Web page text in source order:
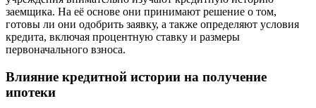
заемщика. На её основе они принимают решение о том,
готовы ли они одобрить заявку, а также определяют условия
кредита, включая процентную ставку и размеры
первоначального взноса.
Влияние кредитной истории на получение
ипотеки